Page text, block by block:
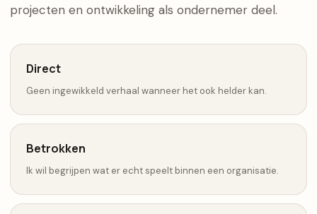
projecten en ontwikkeling als ondernemer deel.
Direct
Geen ingewikkeld verhaal wanneer het ook helder kan.
Betrokken
Ik wil begrijpen wat er echt speelt binnen een organisatie.